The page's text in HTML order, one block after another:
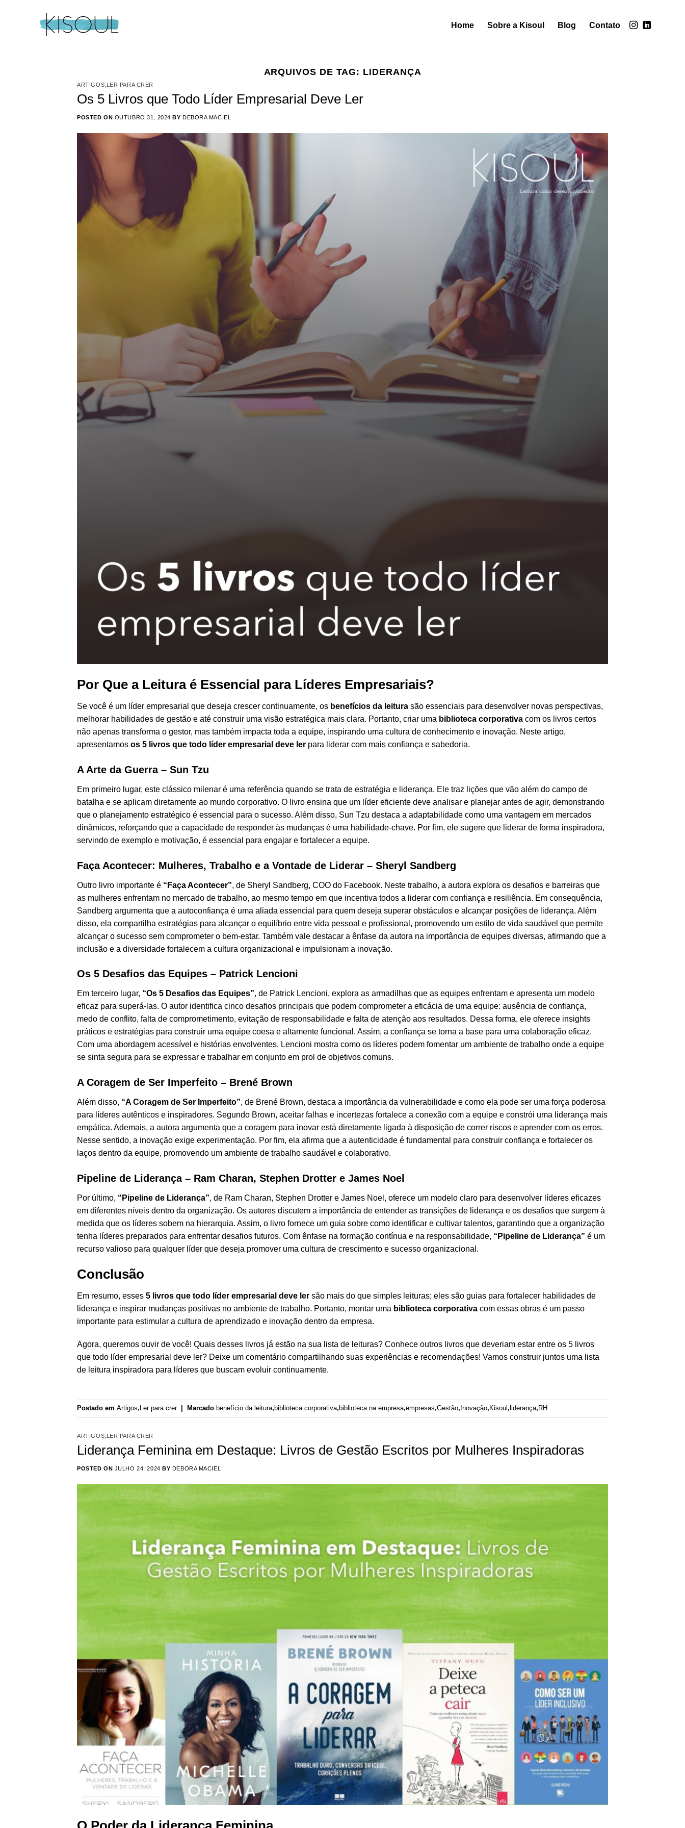
Home Sobre a Kisoul Blog Contato
ARQUIVOS DE TAG: LIDERANÇA
ARTIGOS LER PARA CRER
Os 5 Livros que Todo Líder Empresarial Deve Ler
POSTED ON OUTUBRO 31, 2024 BY DEBORA MACIEL
Por Que a Leitura é Essencial para Líderes Empresariais?
Se você é um líder empresarial que deseja crescer continuamente, os benefícios da leitura são essenciais para desenvolver novas perspectivas,
melhorar habilidades de gestão e até construir uma visão estratégica mais clara. Portanto, criar uma biblioteca corporativa com os livros certos
não apenas transforma o gestor, mas também impacta toda a equipe, inspirando uma cultura de conhecimento e inovação. Neste artigo,
apresentamosos 5 livros que todo líder empresarial deve ler para liderar com mais confiança e sabedoria.
A Arte da Guerra – Sun Tzu
Em primeiro lugar, este clássico milenar é uma referência quando se trata de estratégia e liderança. Ele traz lições que vão além do campo de
batalha e se aplicam diretamente ao mundo corporativo. O livro ensina que um líder eficiente deve analisar e planejar antes de agir, demonstrando
que o planejamento estratégico é essencial para o sucesso. Além disso, Sun Tzu destaca a adaptabilidade como uma vantagem em mercados
dinâmicos, reforçando que a capacidade de responder às mudanças é uma habilidade-chave. Por fim, ele sugere que liderar de forma inspiradora,
servindo de exemplo e motivação, é essencial para engajar e fortalecer a equipe.
Faça Acontecer: Mulheres, Trabalho e a Vontade de Liderar – Sheryl Sandberg
Outro livro importante é “Faça Acontecer”, de Sheryl Sandberg, COO do Facebook. Neste trabalho, a autora explora os desafios e barreiras que
as mulheres enfrentam no mercado de trabalho, ao mesmo tempo em que incentiva todos a liderar com confiança e resiliência. Em consequência,
Sandberg argumenta que a autoconfiança é uma aliada essencial para quem deseja superar obstáculos e alcançar posições de liderança. Além
disso, ela compartilha estratégias para alcançar o equilíbrio entre vida pessoal e profissional, promovendo um estilo de vida saudável que permite
alcançar o sucesso sem comprometer o bem-estar. Também vale destacar a ênfase da autora na importância de equipes diversas, afirmando que a
inclusão e a diversidade fortalecem a cultura organizacional e impulsionam a inovação.
Os 5 Desafios das Equipes – Patrick Lencioni
Em terceiro lugar, “Os 5 Desafios das Equipes”, de Patrick Lencioni, explora as armadilhas que as equipes enfrentam e apresenta um modelo
eficaz para superá-las. O autor identifica cinco desafios principais que podem comprometer a eficácia de uma equipe: ausência de confiança,
medo de conflito, falta de comprometimento, evitação de responsabilidade e falta de atenção aos resultados. Dessa forma, ele oferece insights
práticos e estratégias para construir uma equipe coesa e altamente funcional. Assim, a confiança se torna a base para uma colaboração eficaz.
Com uma abordagem acessível e histórias envolventes, Lencioni mostra como os líderes podem fomentar um ambiente de trabalho onde a equipe
se sinta segura para se expressar e trabalhar em conjunto em prol de objetivos comuns.
A Coragem de Ser Imperfeito – Brené Brown
Além disso, “A Coragem de Ser Imperfeito”, de Brené Brown, destaca a importância da vulnerabilidade e como ela pode ser uma força poderosa
para líderes autênticos e inspiradores. Segundo Brown, aceitar falhas e incertezas fortalece a conexão com a equipe e constrói uma liderança mais
empática. Ademais, a autora argumenta que a coragem para inovar está diretamente ligada à disposição de correr riscos e aprender com os erros.
Nesse sentido, a inovação exige experimentação. Por fim, ela afirma que a autenticidade é fundamental para construir confiança e fortalecer os
laços dentro da equipe, promovendo um ambiente de trabalho saudável e colaborativo.
Pipeline de Liderança – Ram Charan, Stephen Drotter e James Noel
Por último, “Pipeline de Liderança”, de Ram Charan, Stephen Drotter e James Noel, oferece um modelo claro para desenvolver líderes eficazes
em diferentes níveis dentro da organização. Os autores discutem a importância de entender as transições de liderança e os desafios que surgem à
medida que os líderes sobem na hierarquia. Assim, o livro fornece um guia sobre como identificar e cultivar talentos, garantindo que a organização
tenha líderes preparados para enfrentar desafios futuros. Com ênfase na formação contínua e na responsabilidade, “Pipeline de Liderança” é um
recurso valioso para qualquer líder que deseja promover uma cultura de crescimento e sucesso organizacional.
Conclusão
Em resumo, esses5 livros que todo líder empresarial deve ler são mais do que simples leituras; eles são guias para fortalecer habilidades de
liderança e inspirar mudanças positivas no ambiente de trabalho. Portanto, montar uma biblioteca corporativa com essas obras é um passo
importante para estimular a cultura de aprendizado e inovação dentro da empresa.
Agora, queremos ouvir de você! Quais desses livros já estão na sua lista de leituras? Conhece outros livros que deveriam estar entre os 5 livros
que todo líder empresarial deve ler? Deixe um comentário compartilhando suas experiências e recomendações! Vamos construir juntos uma lista
de leitura inspiradora para líderes que buscam evoluir continuamente.
Postado emArtigos,Ler para crer | Marcadobenefício da leitura,biblioteca corporativa,biblioteca na empresa,empresas,Gestão,Inovação,Kisoul,liderança,RH
ARTIGOS LER PARA CRER
Liderança Feminina em Destaque: Livros de Gestão Escritos por Mulheres Inspiradoras
POSTED ON JULHO 24, 2024 BY DEBORA MACIEL